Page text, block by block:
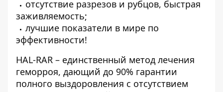
отсутствие разрезов и рубцов, быстрая
заживляемость;
лучшие показатели в мире по
эффективности!
HAL-RAR – единственный метод лечения
геморроя, дающий до 90% гарантии
полного выздоровления с отсутствием